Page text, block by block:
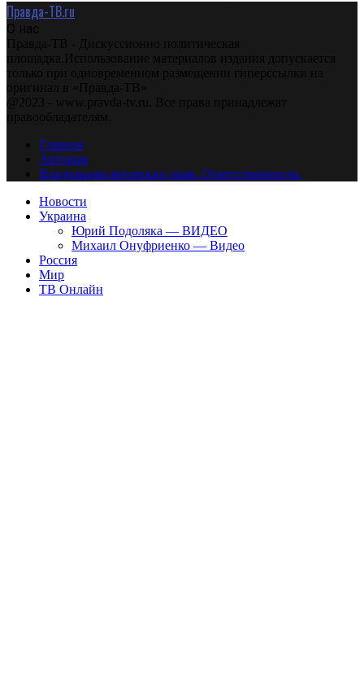
Правда-ТВ.ru
О нас
Правда-ТВ - Дискуссионно политическая
площадка.Использование материалов издания допускается
только при одновременном размещении гиперссылки на
оригинал в «Правда-ТВ»
@2023 - www.pravda-tv.ru. Все права принадлежат
правообладателям.
Главная
Авторам
Владельцам авторских прав. Ответственности.
Новости
Украина
Юрий Подоляка — ВИДЕО
Михаил Онуфриенко — Видео
Россия
Мир
ТВ Онлайн